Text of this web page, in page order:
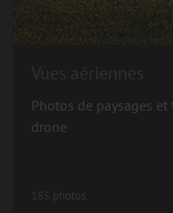
Photos de paysages
drone
185 photos